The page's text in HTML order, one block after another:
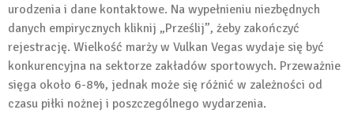
urodzenia i dane kontaktowe. Na wypełnieniu niezbędnych
danych empirycznych kliknij „Prześlij”, żeby zakończyć
rejestrację. Wielkość marży w Vulkan Vegas wydaje się być
konkurencyjna na sektorze zakładów sportowych. Przeważnie
sięga około 6-8%, jednak może się różnić w zależności od
czasu piłki nożnej i poszczególnego wydarzenia.